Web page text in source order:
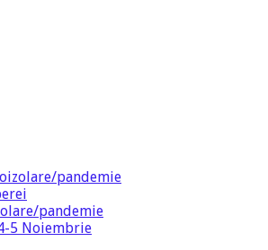
pandemie
pandemie
5 Noiembrie